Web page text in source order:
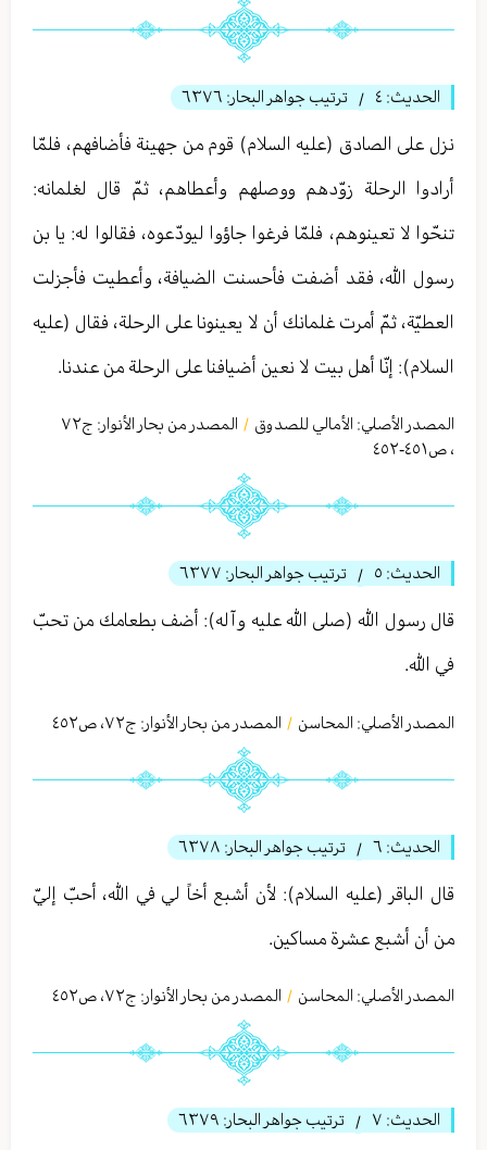
الحديث: ٤ / ترتيب جواهر البحار: ٦٣٧٦
نزل على الصادق (عليه السلام) قوم من جهينة فأضافهم، فلمّا
أرادوا الرحلة زوّدهم ووصلهم وأعطاهم، ثمّ قال لغلمانه:
تنحّوا لا تعينوهم، فلمّا فرغوا جاؤوا ليودّعوه، فقالوا له: يا بن
رسول الله، فقد أضفت فأحسنت الضيافة، وأعطيت فأجزلت
العطيّة، ثمّ أمرت غلمانك أن لا يعينونا على الرحلة، فقال (عليه
السلام): إنّا أهل بيت لا نعين أضيافنا على الرحلة من عندنا.
المصدر الأصلي: الأمالي للصدوق / المصدر من بحار الأنوار: ج٧٢
، ص٤٥١-٤٥٢
الحديث: ٥ / ترتيب جواهر البحار: ٦٣٧٧
قال رسول الله (صلى الله عليه وآله): أضف بطعامك من تحبّ
في الله.
المصدر الأصلي: المحاسن / المصدر من بحار الأنوار: ج٧٢، ص٤٥٢
الحديث: ٦ / ترتيب جواهر البحار: ٦٣٧٨
قال الباقر (عليه السلام): لأن أشبع أخاً لي في الله، أحبّ إليّ
من أن أشبع عشرة مساكين.
المصدر الأصلي: المحاسن / المصدر من بحار الأنوار: ج٧٢، ص٤٥٢
الحديث: ٧ / ترتيب جواهر البحار: ٦٣٧٩